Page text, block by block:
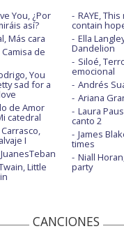
You, ¿Por
así?
Más cara
de
You
sad for a
de Amor
catedral
I
Little
RAYE,
contain
Ella
Dandelion
Siloé,
emocional
Andrés
Ariana
Laura
canto 2
James
times
Niall
party
CANCIONES